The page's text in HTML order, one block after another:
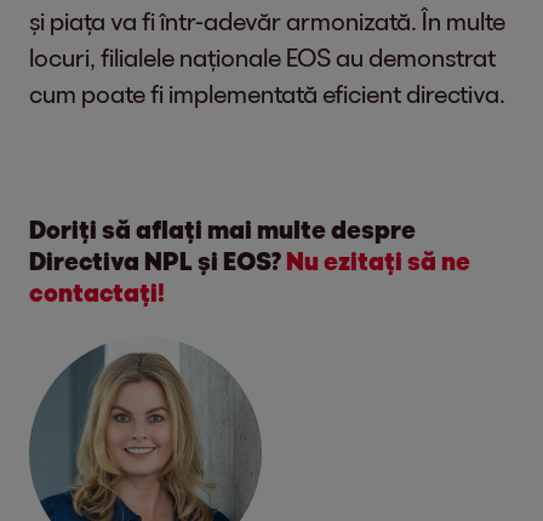
și piața va fi într-adevăr armonizată. În multe
locuri, filialele naționale EOS au demonstrat
cum poate fi implementată eficient directiva.
Doriți să aflați mai multe despre
Directiva NPL și EOS? Nu ezitați să ne
contactați!